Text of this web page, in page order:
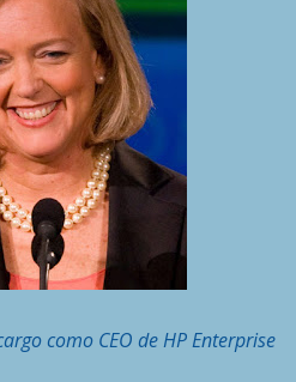
como CEO de HP Enterprise